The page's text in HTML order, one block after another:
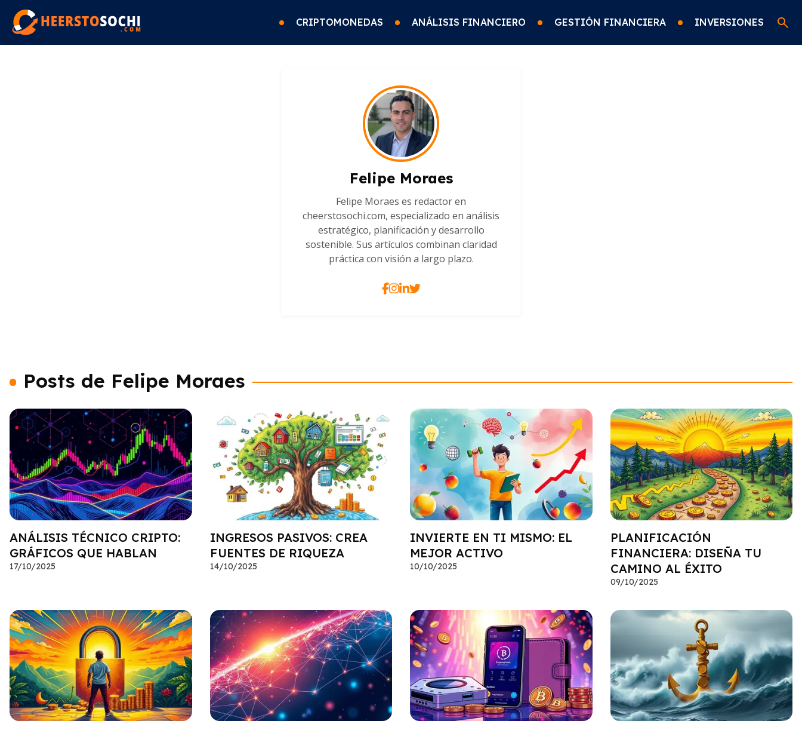
CRIPTOMONEDAS ANÁLISIS FINANCIERO GESTIÓN FINANCIERA INVERSIONES
Felipe Moraes
Felipe Moraes es redactor en
cheerstosochi.com, especializado en análisis
estratégico, planificación y desarrollo
sostenible. Sus artículos combinan claridad
práctica con visión a largo plazo.
Posts de Felipe Moraes
ANÁLISIS TÉCNICO CRIPTO:
GRÁFICOS QUE HABLAN
17/10/2025
INGRESOS PASIVOS: CREA
FUENTES DE RIQUEZA
14/10/2025
INVIERTE EN TI MISMO: EL
MEJOR ACTIVO
10/10/2025
PLANIFICACIÓN
FINANCIERA: DISEÑA TU
CAMINO AL ÉXITO
09/10/2025